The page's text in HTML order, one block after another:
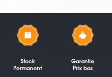
Stock
Permanent
Garantie
Prix bas